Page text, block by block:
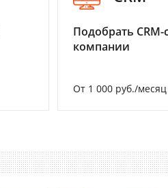
Подобрать
компании
От 1 000 руб./месяц